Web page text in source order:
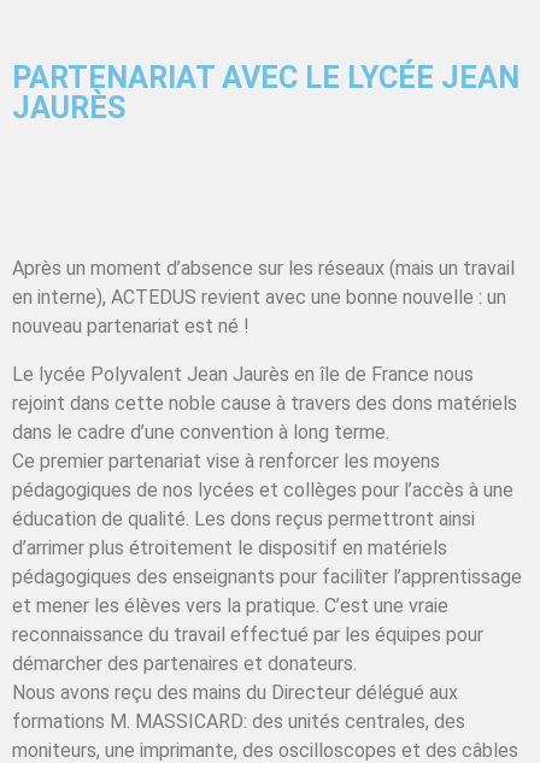
PARTENARIAT AVEC LE LYCÉE JEAN
JAURÈS
Après un moment d’absence sur les réseaux (mais un travail
en interne), ACTEDUS revient avec une bonne nouvelle : un
nouveau partenariat est né !
Le lycée Polyvalent Jean Jaurès en île de France nous
rejoint dans cette noble cause à travers des dons matériels
dans le cadre d’une convention à long terme.
Ce premier partenariat vise à renforcer les moyens
pédagogiques de nos lycées et collèges pour l’accès à une
éducation de qualité. Les dons reçus permettront ainsi
d’arrimer plus étroitement le dispositif en matériels
pédagogiques des enseignants pour faciliter l’apprentissage
et mener les élèves vers la pratique. C’est une vraie
reconnaissance du travail effectué par les équipes pour
démarcher des partenaires et donateurs.
Nous avons reçu des mains du Directeur délégué aux
formations M. MASSICARD: des unités centrales, des
moniteurs, une imprimante, des oscilloscopes et des câbles